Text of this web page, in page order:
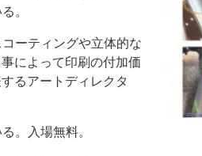
ー お問い合わせ
。
ーティングや立体的な
によって印刷の付加価
るアートディレクタ
。入場無料。